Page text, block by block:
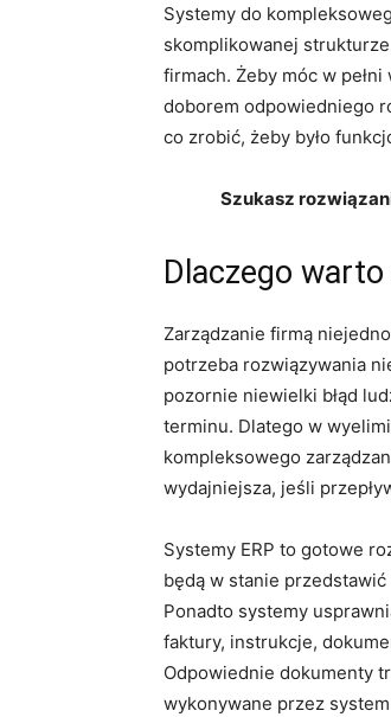
Systemy do
skomplikowanej
firmach. Żeby móc w
doborem odpowiedniego
co zrobić, żeby było
Szukasz
Dlaczego
Zarządzanie firmą
potrzeba rozwiązywania
pozornie niewielki błąd
terminu. Dlatego w
kompleksowego
wydajniejsza, jeśli
Systemy ERP to gotowe
będą w stanie
Ponadto systemy
faktury, instrukcje,
Odpowiednie dokumenty
wykonywane przez